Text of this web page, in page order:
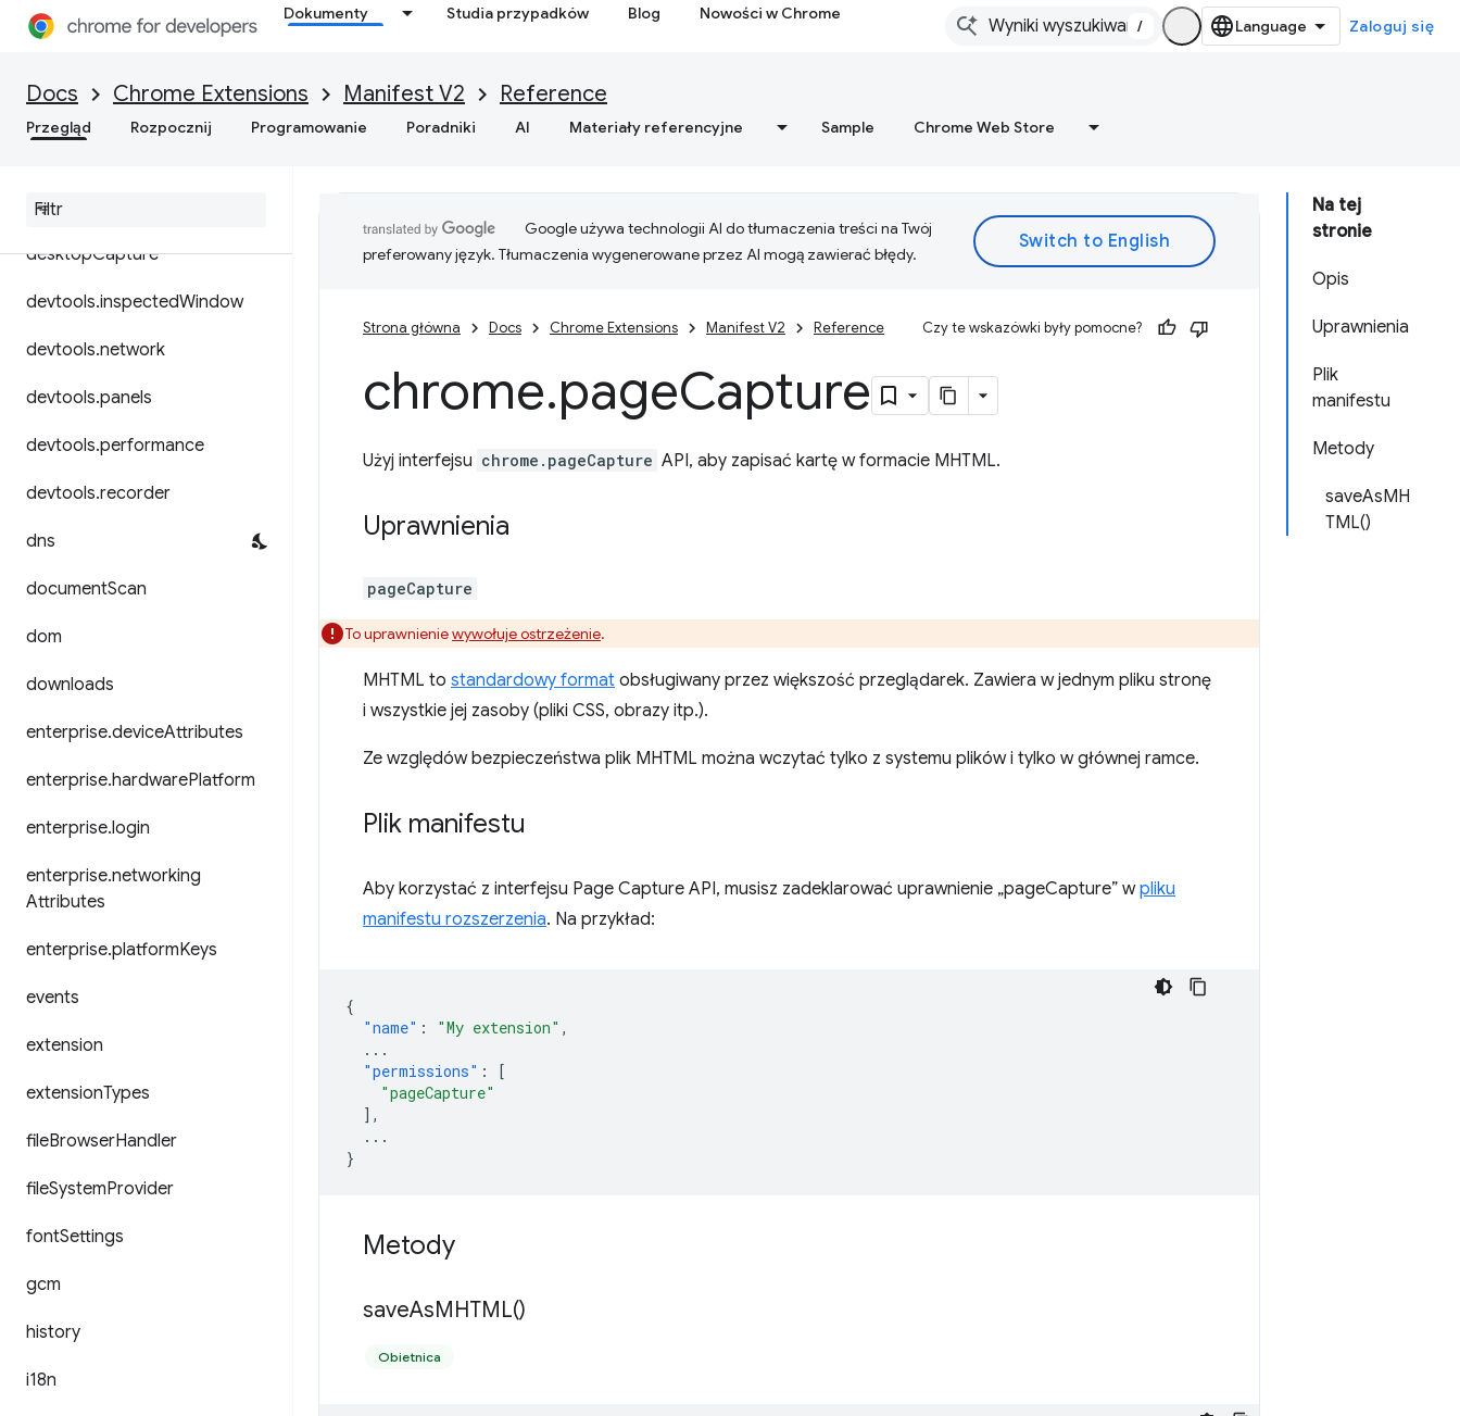
Dokumenty Studia przypadków Blog Nowości w Chrome
/ Zaloguj się
Docs Chrome Extensions Manifest V2 Reference
Przegląd Rozpocznij Programowanie Poradniki AI Materiały referencyjne Sample Chrome Web Store
cookies
declarativeContent
declarative
desktopCapture
devtools.inspectedWindow
devtools.network
devtools.panels
devtools.performance
devtools.recorder
dns
documentScan
dom
downloads
enterprise.deviceAttributes
enterprise.hardwarePlatform
enterprise.login
enterprise.networking
Attributes
enterprise.platformKeys
events
extension
extensionTypes
fileBrowserHandler
fileSystemProvider
fontSettings
gcm
history
i18n
Na tej
stronie
Opis
Uprawnienia
Plik
manifestu
Metody
saveAsMH
TML()
Google używa technologii AI do tłumaczenia treści na Twój
preferowany język. Tłumaczenia wygenerowane przez AI mogą zawierać błędy.
Strona główna Docs Chrome Extensions Manifest V2 Reference Czy te wskazówki były pomocne?
chrome.pageCapture
Użyj interfejsu chrome.pageCapture API, aby zapisać kartę w formacie MHTML.
Uprawnienia
pageCapture
To uprawnieniewywołuje ostrzeżenie.
MHTML to standardowy format obsługiwany przez większość przeglądarek. Zawiera w jednym pliku stronę
i wszystkie jej zasoby (pliki CSS, obrazy itp.).
Ze względów bezpieczeństwa plik MHTML można wczytać tylko z systemu plików i tylko w głównej ramce.
Plik manifestu
Aby korzystać z interfejsu Page Capture API, musisz zadeklarować uprawnienie „pageCapture” wpliku
manifestu rozszerzenia. Na przykład:
{
"name" : "My extension" ,
...
"permissions" :
[
"pageCapture"
],
...
}
Metody
saveAsMHTML()
Obietnica